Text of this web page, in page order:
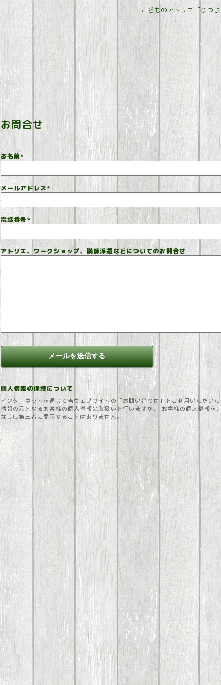
こどものアトリエ「ひつ
お問合せ
お名前*
メールアドレス*
電話番号*
アトリエ、ワークショップ、講師派遣などについてのお問合せ
個人情報の保護について
インターネットを通じて当ウェブサイトの「お問い合わせ」をご利用いただい
情報の元となるお客様の個人情報の取扱いを行いますが、 お客様の個人情報を
なしに第三者に開示することはありません。